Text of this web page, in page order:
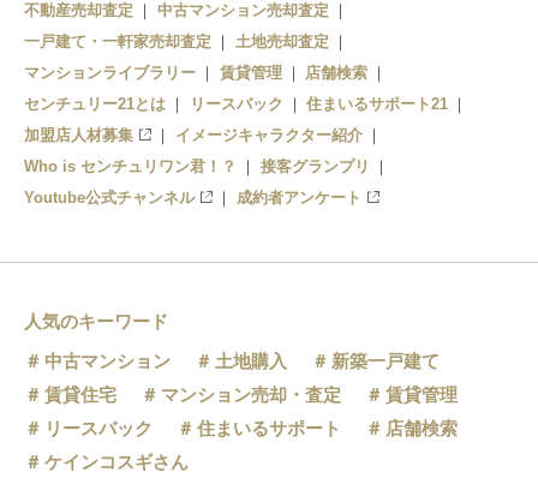
不動産売却査定
中古マンション売却査定
一戸建て・一軒家売却査定
土地売却査定
マンションライブラリー
賃貸管理
店舗検索
センチュリー21とは
リースバック
住まいるサポート21
加盟店人材募集
イメージキャラクター紹介
Who is センチュリワン君！？
接客グランプリ
Youtube公式チャンネル
成約者アンケート
人気のキーワード
中古マンション
土地購入
新築一戸建て
賃貸住宅
マンション売却・査定
賃貸管理
リースバック
住まいるサポート
店舗検索
ケインコスギさん